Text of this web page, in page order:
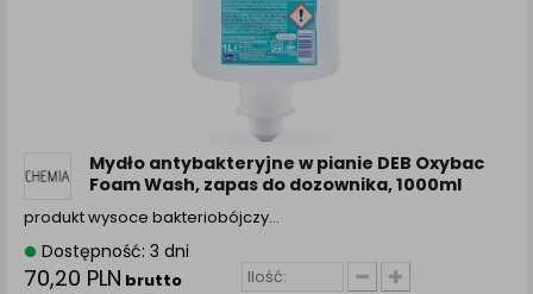
Mydło antybakteryjne w pianie DEB Oxybac
Foam Wash, zapas do dozownika, 1000ml
produkt wysoce bakteriobójczy…
Dostępność: 3 dni
70,20 PLN brutto